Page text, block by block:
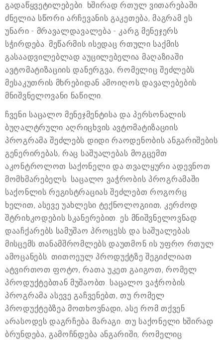
გადაწყვეტილებები. ხშირად რთულ ვითარებაში
ძნელია სწორი არჩევანის გაკეთება, მაგრამ ეს
უნარი - მრავალდავალება - კარგ მენეჯერს
სჭირდება. მეწარმის ისედაც რთული საქმის
გასაადვილებლად აუცილებელია მაღაზიაში
ავტომატიზაციის დანერგვა, რომელიც შეძლებს
მესაკუთრის მხრებიდან ამოიღოს დავალებების
მნიშვნელოვანი ნაწილი.
ჩვენი საცალო მენეჯმენტისა და პერსონალის
ბუღალტრული აღრიცხვის ავტომატიზაციის
პროგრამა შეძლებს დიდი რაოდენობის ანგარიშების
გენერირებას, რაც საშუალებას მოგცემთ
აკონტროლოთ საქონელი და თვალყური ადევნოთ
მომხმარებელს. საცალო ვაჭრობის პროგრამაში
საქონლის რეგისტრაციას შეძლებთ როგორც
ხელით, ასევე უახლესი ტექნოლოგიით, კერძოდ
შტრიხკოდების სკანერებით. ეს მნიშვნელოვნად
დააჩქარებს სამუშაო პროცესს და საშუალებას
მისცემს თანამშრომლებს დაუთმონ ის უფრო რთულ
ამოცანებს. თითოეულ პროდუქტზე შეგიძლიათ
ატვირთოთ ფოტო, რათა უკეთ გაიგოთ, რომელ
პროდუქტებთან მუშაობთ. საცალო ვაჭრობის
პროგრამა ასევე გაჩვენებთ, თუ რომელ
პროდუქტებზეა მოთხოვნადი, ასე რომ თქვენ
არასოდეს დაგრჩება მარაგი. თუ საქონელი ხშირად
ბრუნდება, გამოჩნდება ანგარიში, რომელიც